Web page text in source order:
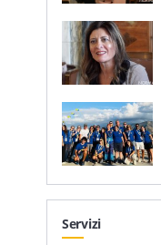
Servizi